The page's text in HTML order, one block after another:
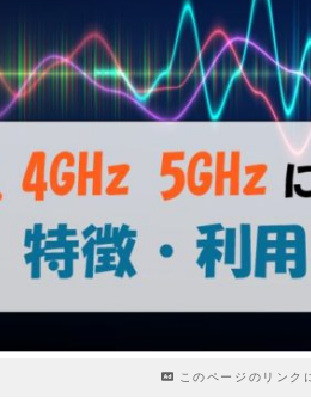
このページのリンク